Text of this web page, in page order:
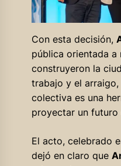
Con esta decisión,
pública orientada a
construyeron la
trabajo y el
colectiva es una
proyectar un futuro
El acto, celebrado
dejó en claro que